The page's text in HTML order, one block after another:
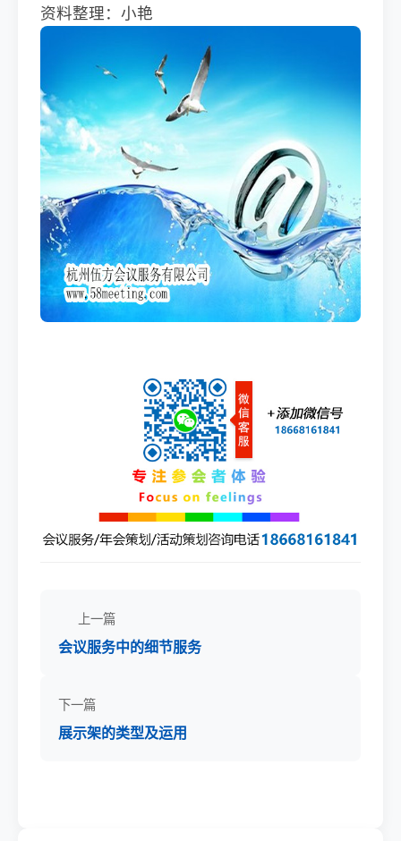
资料整理：小艳
上一篇
会议服务中的细节服务
下一篇
展示架的类型及运用